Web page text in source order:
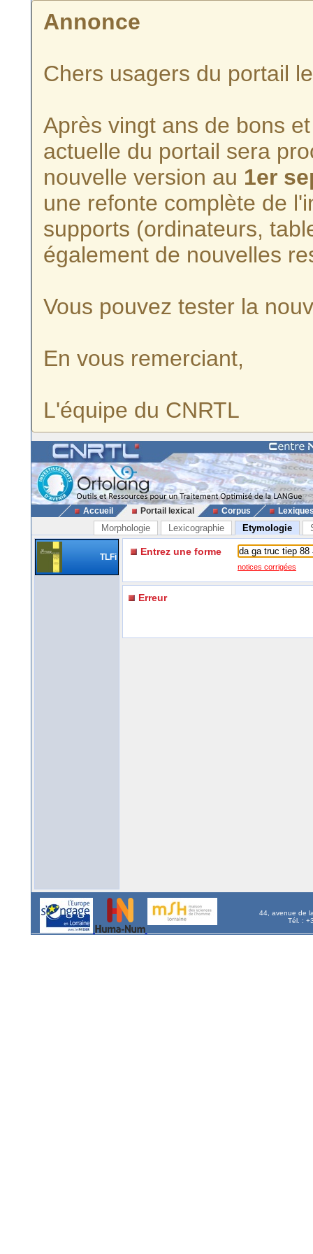
Annonce
Chers usagers du portail
Après vingt ans de bons
actuelle du portail sera
nouvelle version au 1er
une refonte complète de
supports (ordinateurs,
également de nouvelles
Vous pouvez tester la
En vous remerciant,
L'équipe du CNRTL
Accueil Portail lexical Corpus
Morphologie Lexicographie Etymologie
TLFi Entrez une forme
notices corrigées
Erreur
44, avenue de
Tél. :